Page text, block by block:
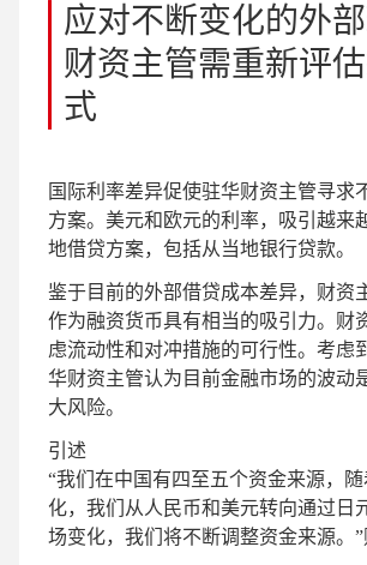
应对不断变化的外部
财资主管需重新评
式
国际利率差异促使驻华财资主管寻求
方案。美元和欧元的利率，吸引越来
地借贷方案，包括从当地银行贷款。
鉴于目前的外部借贷成本差异，财资
作为融资货币具有相当的吸引力。财
虑流动性和对冲措施的可行性。考虑
华财资主管认为目前金融市场的波动
大风险。
引述
“我们在中国有四至五个资金来源，
化，我们从人民币和美元转向通过日
场变化，我们将不断调整资金来源。”